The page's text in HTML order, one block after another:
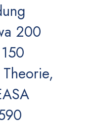
200